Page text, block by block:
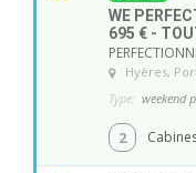
WE
695 € -
Hyères,
Type: weekend
2